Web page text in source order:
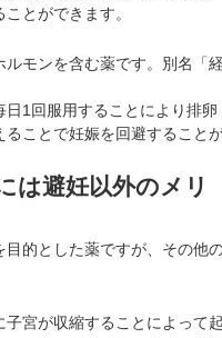
とができます。
モンを含む薬です。別名「
1回服用することにより排卵
ことで妊娠を回避すること
は避妊以外のメリ
的とした薬ですが、その他
宮が収縮することによって